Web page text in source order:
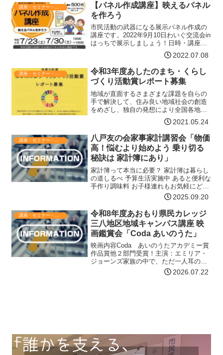
コチラ】
講座・セミナー・表彰
【パネル作成講座】映えるパネル
を作ろう
市民活動の武器になる展示パネル作成の
講座です。2022年9月10日わいぐ交流会in
はっちで展示しましょう！日時・講座詳
細令和4年7月23日(土) 基礎編 13:00～
15:00【パネル作りのポイント ～パネル
に必要な要素～】どんなパネルを作…
【詳細はコチラ】
2022.07.08
令和3年度あしたのまち・くらし
づくり活動賞レポート募集
地域が直面するさまざまな課題を自らの
手で解決して、住み良い地域社会の創造
をめざし、独自の発想により全国各地で
活動に取り組んでいる地域活動団体等の
皆様へ～活動の経験や知恵などのストー
リーをレポートとしてぜひお寄せくださ
い～表彰・賞状等の贈呈（…【詳細はコ
チラ】
2021.05.24
八戸友の会家事家計講習会「物価
高！悩むより始めよう 乗り切る
秘訣は 家計簿にあり」
家計簿って本当に必要？ 家計簿は暮らし
の道しるべ 予算生活実施中 あると便利な
手作り調味料 お子様連れもお気軽にどう
ぞスケジュール10月18日(土) 10:30～
12:00会場羽仁もと子記念館 八戸友の家
資料代350円10月23日(木) 1…【詳細は
コチラ】
2025.09.20
講座・セミナー・表彰
令和8年度あおもり県民カレッジ
三八地区地域キャンパス講座 映
画鑑賞会「Coda あいのうた」
映画内容Coda あいのうたアカデミー賞
作品賞他２部門受賞！主演：エミリア・
ジョーンズ家族の中で、ただ一人耳の聞
こえる少女の勇気が、家族や様々な問題
を力に変えていく姿を描いたヒューマン
2026.07.22